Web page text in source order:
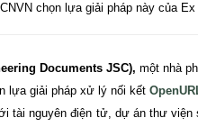
chọn lựa giải pháp này của Ex
Documents JSC), một nhà
lựa giải pháp xử lý nối kết
nguyên điện tử, dự án thư viện